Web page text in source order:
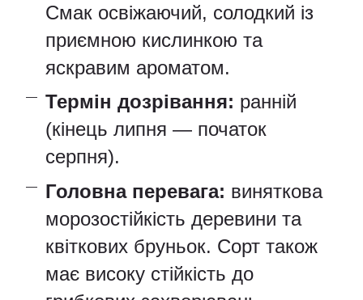
Смак освіжаючий, солодкий із
приємною кислинкою та
яскравим ароматом.
Термін дозрівання: ранній
(кінець липня — початок
серпня).
Головна перевага: виняткова
морозостійкість деревини та
квіткових бруньок. Сорт також
має високу стійкість до